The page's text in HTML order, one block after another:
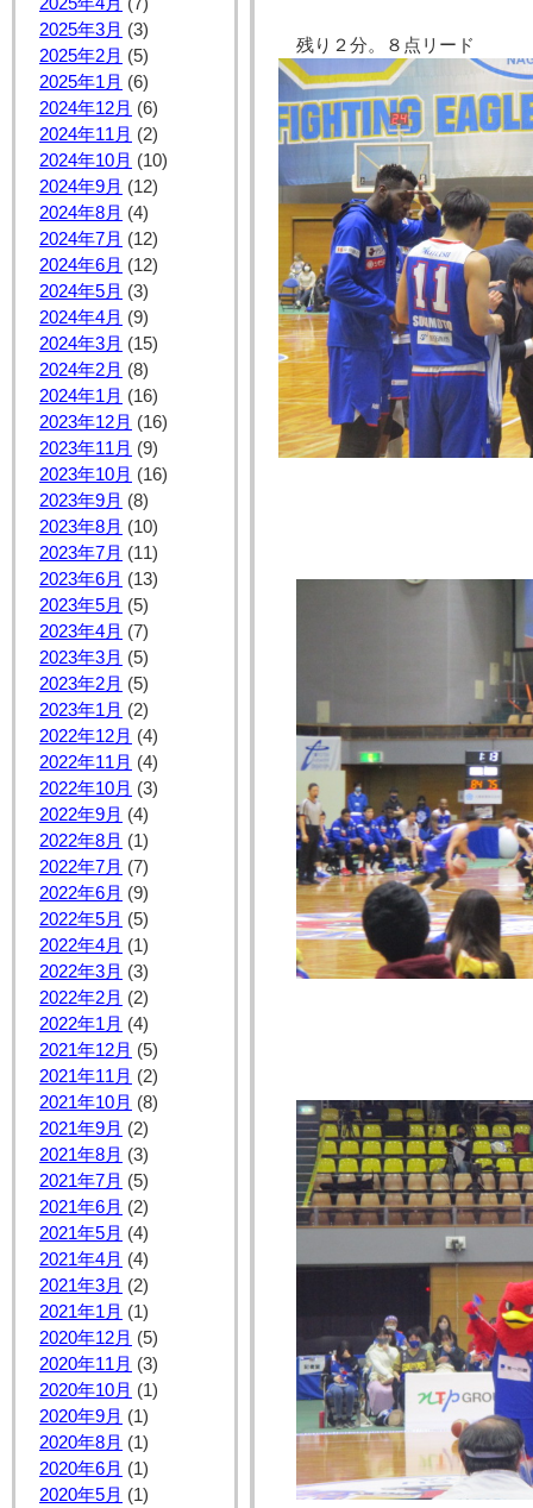
2025年4月 (7)
2025年3月 (3)
2025年2月 (5)
2025年1月 (6)
2024年12月 (6)
2024年11月 (2)
2024年10月 (10)
2024年9月 (12)
2024年8月 (4)
2024年7月 (12)
2024年6月 (12)
2024年5月 (3)
2024年4月 (9)
2024年3月 (15)
2024年2月 (8)
2024年1月 (16)
2023年12月 (16)
2023年11月 (9)
2023年10月 (16)
2023年9月 (8)
2023年8月 (10)
2023年7月 (11)
2023年6月 (13)
2023年5月 (5)
2023年4月 (7)
2023年3月 (5)
2023年2月 (5)
2023年1月 (2)
2022年12月 (4)
2022年11月 (4)
2022年10月 (3)
2022年9月 (4)
2022年8月 (1)
2022年7月 (7)
2022年6月 (9)
2022年5月 (5)
2022年4月 (1)
2022年3月 (3)
2022年2月 (2)
2022年1月 (4)
2021年12月 (5)
2021年11月 (2)
2021年10月 (8)
2021年9月 (2)
2021年8月 (3)
2021年7月 (5)
2021年6月 (2)
2021年5月 (4)
2021年4月 (4)
2021年3月 (2)
2021年1月 (1)
2020年12月 (5)
2020年11月 (3)
2020年10月 (1)
2020年9月 (1)
2020年8月 (1)
2020年6月 (1)
2020年5月 (1)
残り２分。８点リード